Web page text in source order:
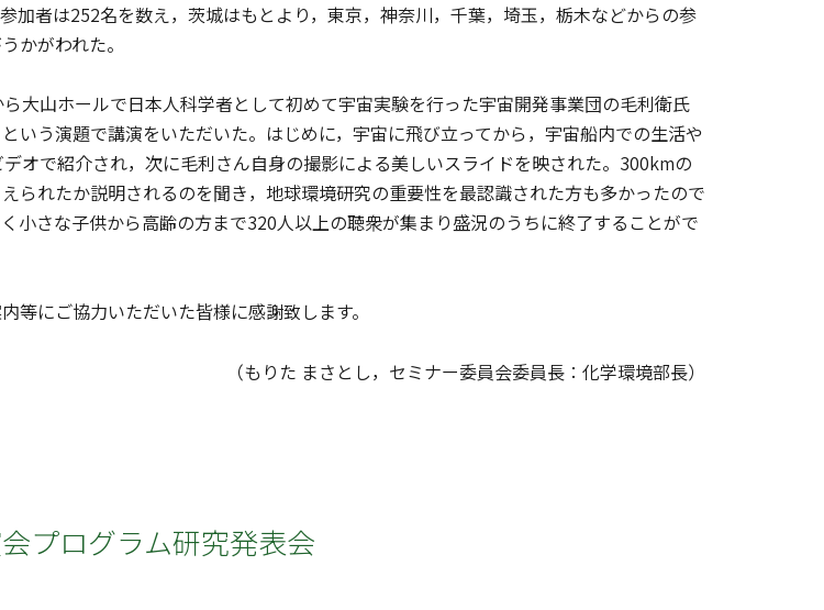
加者は252名を数え，茨城はもとより，東京，神奈川，千葉，埼玉，栃木などからの参
かがわれた。
大山ホールで日本人科学者として初めて宇宙実験を行った宇宙開発事業団の毛利衛氏
いう演題で講演をいただいた。はじめに，宇宙に飛び立ってから，宇宙船内での生活や
オで紹介され，次に毛利さん自身の撮影による美しいスライドを映された。300kmの
られたか説明されるのを聞き，地球環境研究の重要性を最認識された方も多かったので
小さな子供から高齢の方まで320人以上の聴衆が集まり盛況のうちに終了することがで
にご協力いただいた皆様に感謝致します。
（もりた まさとし，セミナー委員会委員長：化学環境部長）
プログラム研究発表会